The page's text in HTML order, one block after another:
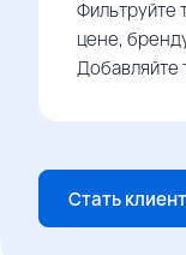
Фильтруйте
цене,
Добавляйте
Стать